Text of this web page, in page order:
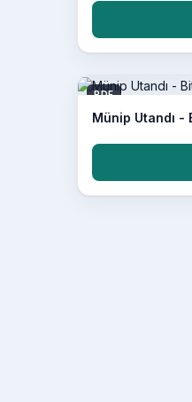
PDF
Münip Utandı -